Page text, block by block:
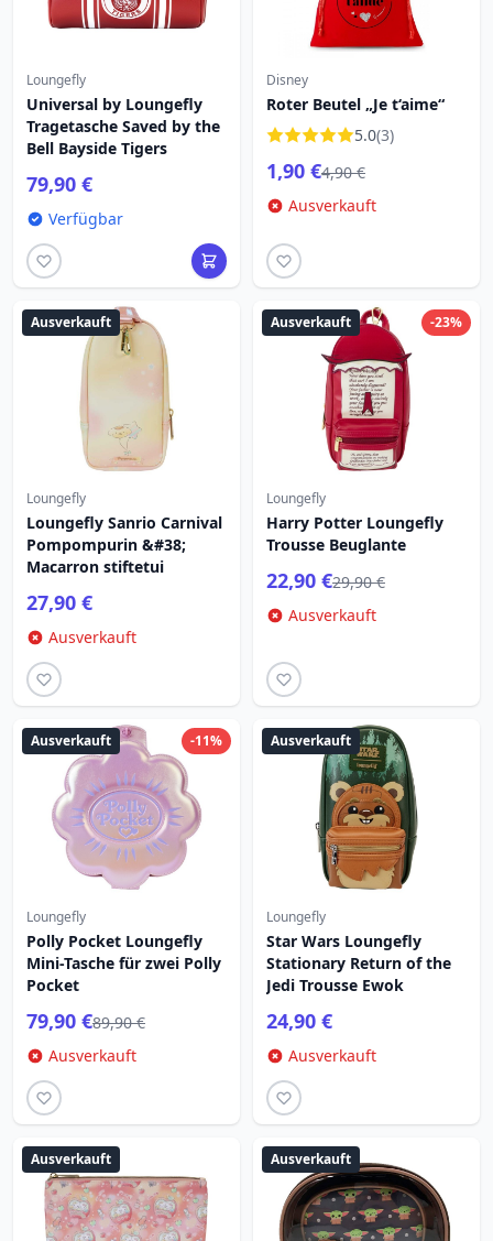
Loungefly
Universal by Loungefly
Tragetasche Saved by the
Bell Bayside Tigers
79,90 €
Verfügbar
Disney
Roter Beutel „Je t‘aime“
5.0(3)
1,90 €4,90 €
Ausverkauft
Ausverkauft
Loungefly
Loungefly Sanrio Carnival
Pompompurin &#38;
Macarron stiftetui
27,90 €
Ausverkauft
-23%
Ausverkauft
Loungefly
Harry Potter Loungefly
Trousse Beuglante
22,90 €29,90 €
Ausverkauft
-11%
Ausverkauft
Loungefly
Polly Pocket Loungefly
Mini-Tasche für zwei Polly
Pocket
79,90 €89,90 €
Ausverkauft
Ausverkauft
Loungefly
Star Wars Loungefly
Stationary Return of the
Jedi Trousse Ewok
24,90 €
Ausverkauft
Ausverkauft Ausverkauft